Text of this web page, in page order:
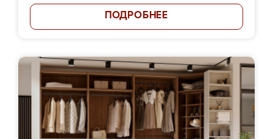
ПОДРОБНЕЕ